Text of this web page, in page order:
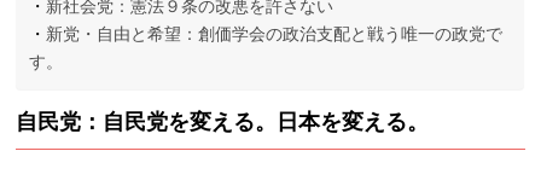
新社会党：憲法９条の改悪を許さない
新党・自由と希望：創価学会の政治支配と戦う唯一の政党で
す。
自民党：自民党を変える。日本を変える。